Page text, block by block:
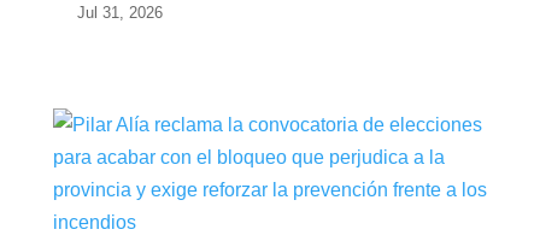
Jul 31, 2026